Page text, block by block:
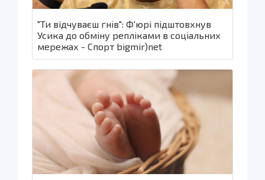
"Ти відчуваєш гнів": Ф'юрі підштовхнув
Усика до обміну репліками в соціальних
мережах - Спорт bigmir)net